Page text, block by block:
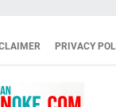
PRIVACY